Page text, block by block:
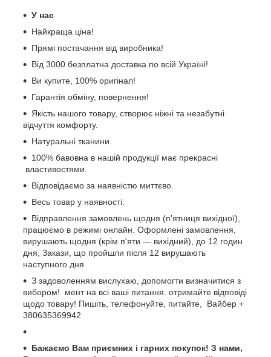
У нас
Найкраща ціна!
Прямі постачання від виробника!
Від 3000 безплатна доставка по всій Україні!
Ви купите, 100% оригінал!
Гарантія обміну, повернення!
Якість нашого товару, створює ніжні та незабутні
відчуття комфорту.
Натуральні тканини.
100% бавовна в нашій продукції має прекрасні
властивостями.
Відповідаємо за наявністю миттєво.
Весь товар у наявності.
Відправлення замовлень щодня (п'ятниця вихідної),
працюємо в режимі онлайн. Оформлені замовлення,
вирушають щодня (крім п'яти — вихідний), до 12 годин
дня, Закази, що пройшли після 12 вирушають
наступного дня
З задоволенням вислухаю, допомогти визначитися з
вибором! мент на всі ваші питання. отримайте відповіді
щодо товару! Пишіть, телефонуйте, питайте, Вайбер +
380635369942
Бажаємо Вам приємних і гарних покупок! З нами,